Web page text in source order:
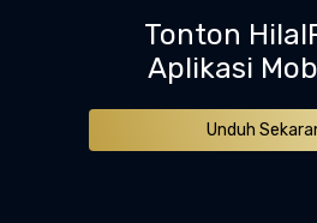
Tonton
Aplikasi
Unduh